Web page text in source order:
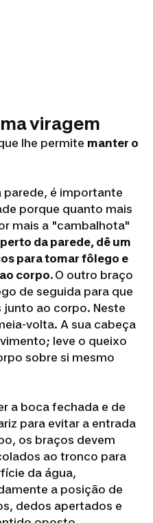
viragem
lhe permite manter o
parede, é importante
porque quanto mais
mais a "cambalhota"
da parede, dê um
para tomar fôlego e
corpo. O outro braço
de seguida para que
ao corpo. Neste
volta. A sua cabeça
leve o queixo
sobre si mesmo
a boca fechada e de
para evitar a entrada
os braços devem
ao tronco para
da água,
a posição de
dedos apertados e